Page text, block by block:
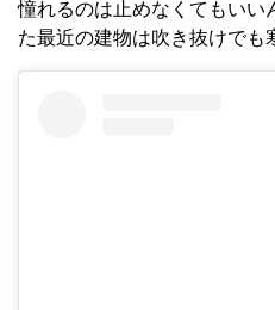
憧れるのは止めなくてもいい
た最近の建物は吹き抜けでも